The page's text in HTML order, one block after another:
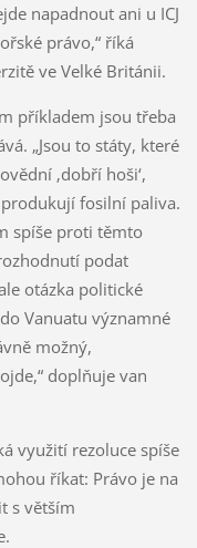
napadnout ani u ICJ
právo,“ říká
ve Velké Británii.
příkladem jsou třeba
„Jsou to státy, které
‚dobří hoši‘,
fosilní paliva.
spíše proti těmto
podat
otázka politické
Vanuatu významné
možný,
doplňuje van
využití rezoluce spíše
říkat: Právo je na
s větším